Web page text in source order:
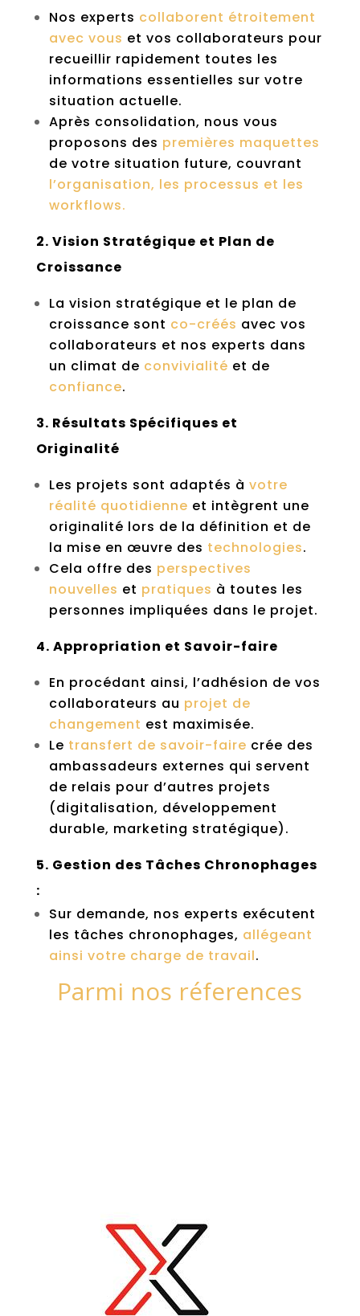
Nos experts collaborent étroitement
avec vous et vos collaborateurs pour
recueillir rapidement toutes les
informations essentielles sur votre
situation actuelle.
Après consolidation, nous vous
proposons des premières maquettes
de votre situation future, couvrant
l’organisation, les processus et les
workflows.
2. Vision Stratégique et Plan de
Croissance
La vision stratégique et le plan de
croissance sont co-créés avec vos
collaborateurs et nos experts dans
un climat de convivialité et de
confiance.
3. Résultats Spécifiques et
Originalité
Les projets sont adaptés à votre
réalité quotidienne et intègrent une
originalité lors de la définition et de
la mise en œuvre des technologies.
Cela offre des perspectives
nouvelles et pratiques à toutes les
personnes impliquées dans le projet.
4. Appropriation et Savoir-faire
En procédant ainsi, l’adhésion de vos
collaborateurs au projet de
changement est maximisée.
Le transfert de savoir-faire crée des
ambassadeurs externes qui servent
de relais pour d’autres projets
(digitalisation, développement
durable, marketing stratégique).
5. Gestion des Tâches Chronophages
:
Sur demande, nos experts exécutent
les tâches chronophages, allégeant
ainsi votre charge de travail.
Parmi nos réferences